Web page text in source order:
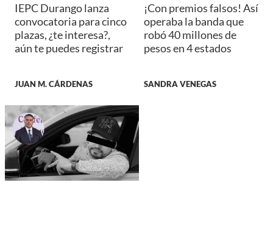
IEPC Durango lanza
convocatoria para cinco
plazas, ¿te interesa?,
aún te puedes registrar
JUAN M. CÁRDENAS
¡Con premios falsos! Así
operaba la banda que
robó 40 millones de
pesos en 4 estados
SANDRA VENEGAS